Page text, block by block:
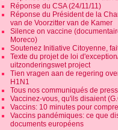
Réponse du CSA (24/11/11)
Réponse du Président de la
van de Voorzitter van de Kamer
Silence on vaccine
Moreco)
Soutenez Initiative Citoyenne,
Texte du projet de loi
uitzonderingswet project
Tien vragen aan de regering
H1N1
Tous nos communiqués de
Vaccinez-vous, qu'ils disaient
Vaccins: 10 minutes pour
Vaccins pandémiques: ce que
documents européens